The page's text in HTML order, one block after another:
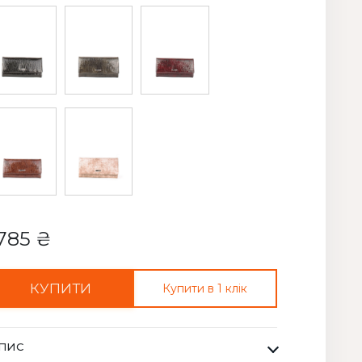
₴
Купити в 1 клік
КУПИТИ